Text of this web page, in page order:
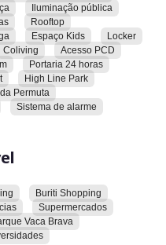
Iluminação pública
Rooftop
Espaço Kids
Locker
Coliving
Acesso PCD
Portaria 24 horas
High Line Park
Permuta
Sistema de alarme
Buriti Shopping
Supermercados
Vaca Brava